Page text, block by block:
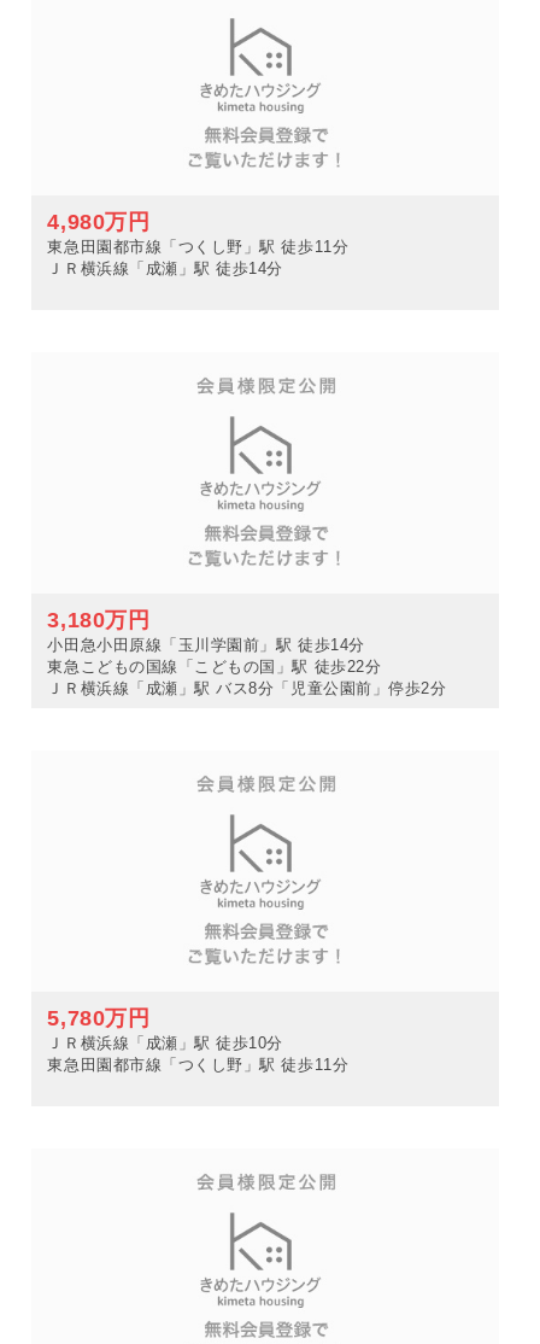
4,980万円
東急田園都市線「つくし野」駅 徒歩11分
ＪＲ横浜線「成瀬」駅 徒歩14分
3,180万円
小田急小田原線「玉川学園前」駅 徒歩14分
東急こどもの国線「こどもの国」駅 徒歩22分
ＪＲ横浜線「成瀬」駅 バス8分「児童公園前」停歩2分
5,780万円
ＪＲ横浜線「成瀬」駅 徒歩10分
東急田園都市線「つくし野」駅 徒歩11分